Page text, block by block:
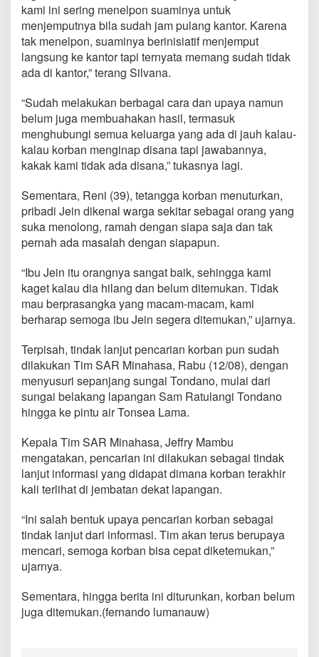
kami ini sering menelpon suaminya untuk
menjemputnya bila sudah jam pulang kantor. Karena
tak menelpon, suaminya berinisiatif menjemput
langsung ke kantor tapi ternyata memang sudah tidak
ada di kantor,” terang Silvana.
“Sudah melakukan berbagai cara dan upaya namun
belum juga membuahakan hasil, termasuk
menghubungi semua keluarga yang ada di jauh kalau-
kalau korban menginap disana tapi jawabannya,
kakak kami tidak ada disana,” tukasnya lagi.
Sementara, Reni (39), tetangga korban menuturkan,
pribadi Jein dikenal warga sekitar sebagai orang yang
suka menolong, ramah dengan siapa saja dan tak
pernah ada masalah dengan siapapun.
“Ibu Jein itu orangnya sangat baik, sehingga kami
kaget kalau dia hilang dan belum ditemukan. Tidak
mau berprasangka yang macam-macam, kami
berharap semoga ibu Jein segera ditemukan,” ujarnya.
Terpisah, tindak lanjut pencarian korban pun sudah
dilakukan Tim SAR Minahasa, Rabu (12/08), dengan
menyusuri sepanjang sungai Tondano, mulai dari
sungai belakang lapangan Sam Ratulangi Tondano
hingga ke pintu air Tonsea Lama.
Kepala Tim SAR Minahasa, Jeffry Mambu
mengatakan, pencarian ini dilakukan sebagai tindak
lanjut informasi yang didapat dimana korban terakhir
kali terlihat di jembatan dekat lapangan.
“Ini salah bentuk upaya pencarian korban sebagai
tindak lanjut dari informasi. Tim akan terus berupaya
mencari, semoga korban bisa cepat diketemukan,”
ujarnya.
Sementara, hingga berita ini diturunkan, korban belum
juga ditemukan.(fernando lumanauw)